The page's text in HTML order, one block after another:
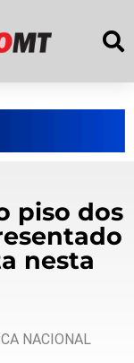
piso dos
nesta
NACIONAL